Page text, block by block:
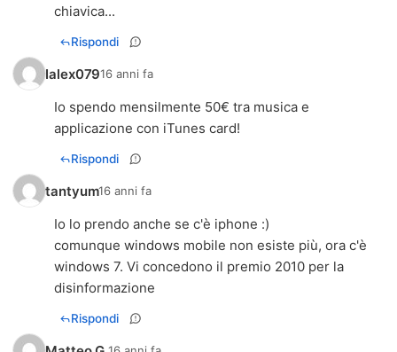
chiavica...
Rispondi
Ialex07916 anni fa
Io spendo mensilmente 50€ tra musica e
applicazione con iTunes card!
Rispondi
tantyum16 anni fa
Io lo prendo anche se c'è iphone :)
comunque windows mobile non esiste più, ora c'è
windows 7. Vi concedono il premio 2010 per la
disinformazione
Rispondi